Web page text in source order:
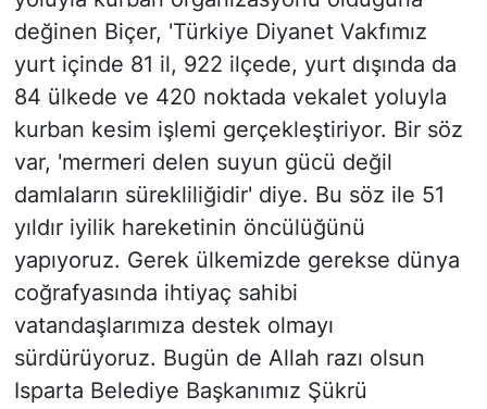
değinen Biçer, 'Türkiye Diyanet Vakfımız
yurt içinde 81 il, 922 ilçede, yurt dışında da
84 ülkede ve 420 noktada vekalet yoluyla
kurban kesim işlemi gerçekleştiriyor. Bir söz
var, 'mermeri delen suyun gücü değil
damlaların sürekliliğidir' diye. Bu söz ile 51
yıldır iyilik hareketinin öncülüğünü
yapıyoruz. Gerek ülkemizde gerekse dünya
coğrafyasında ihtiyaç sahibi
vatandaşlarımıza destek olmayı
sürdürüyoruz. Bugün de Allah razı olsun
Isparta Belediye Başkanımız Şükrü